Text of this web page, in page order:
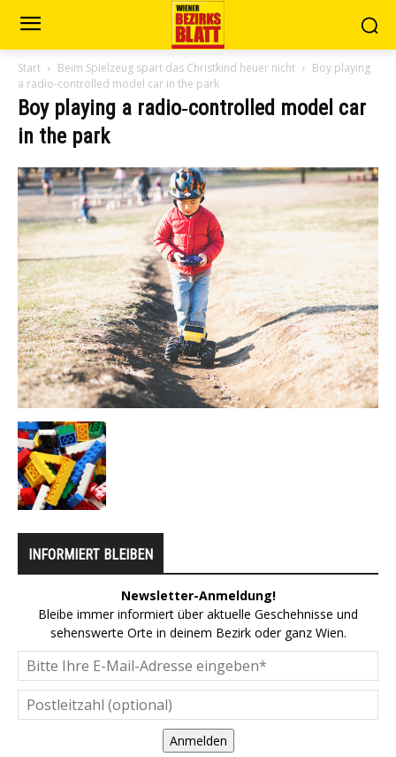
Start Beim Spielzeug spart das Christkind heuer nicht
Boy playing
a radio‐controlled model car in the park
Boy playing a radio‐controlled model car
in the park
INFORMIERT BLEIBEN
Newsletter-Anmeldung!
Bleibe immer informiert über aktuelle Geschehnisse und
sehenswerte Orte in deinem Bezirk oder ganz Wien.
Anmelden